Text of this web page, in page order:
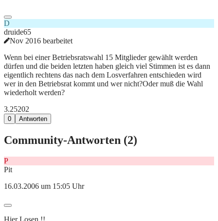
D
druide65
Nov 2016 bearbeitet
Wenn bei einer Betriebsratswahl 15 Mitglieder gewählt werden
dürfen und die beiden letzten haben gleich viel Stimmen ist es dann
eigentlich rechtens das nach dem Losverfahren entschieden wird
wer in den Betriebsrat kommt und wer nicht?Oder muß die Wahl
wiederholt werden?
3.25202
0 Antworten
Community-Antworten (2)
P
Pit
16.03.2006 um 15:05 Uhr
Hier Losen !!